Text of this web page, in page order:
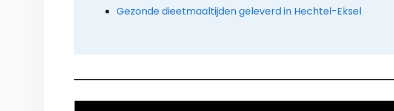
Gezonde dieetmaaltijden geleverd in Hechtel-Eksel